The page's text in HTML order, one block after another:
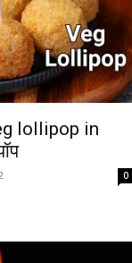
lollipop in
0